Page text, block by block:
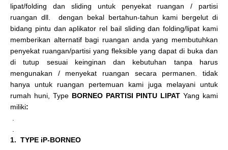
lipat/folding dan sliding untuk penyekat ruangan / partisi
ruangan dll. dengan bekal bertahun-tahun kami bergelut di
bidang pintu dan aplikator rel bail sliding dan folding/lipat kami
memberikan alternatif bagi ruangan anda yang membutuhkan
penyekat ruangan/partisi yang fleksible yang dapat di buka dan
di tutup sesuai keinginan dan kebutuhan tanpa harus
mengunakan / menyekat ruangan secara permanen. tidak
hanya untuk ruangan pertemuan kami juga melayani untuk
rumah huni, Type BORNEO PARTISI PINTU LIPAT Yang kami
miliki:
1. TYPE iP-BORNEO